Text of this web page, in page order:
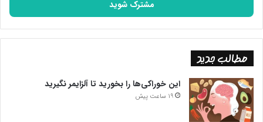
وارد
کنید
مطالب جدید
این خوراکی‌ها را بخورید تا آلزایمر نگیرید
19 ساعت پیش